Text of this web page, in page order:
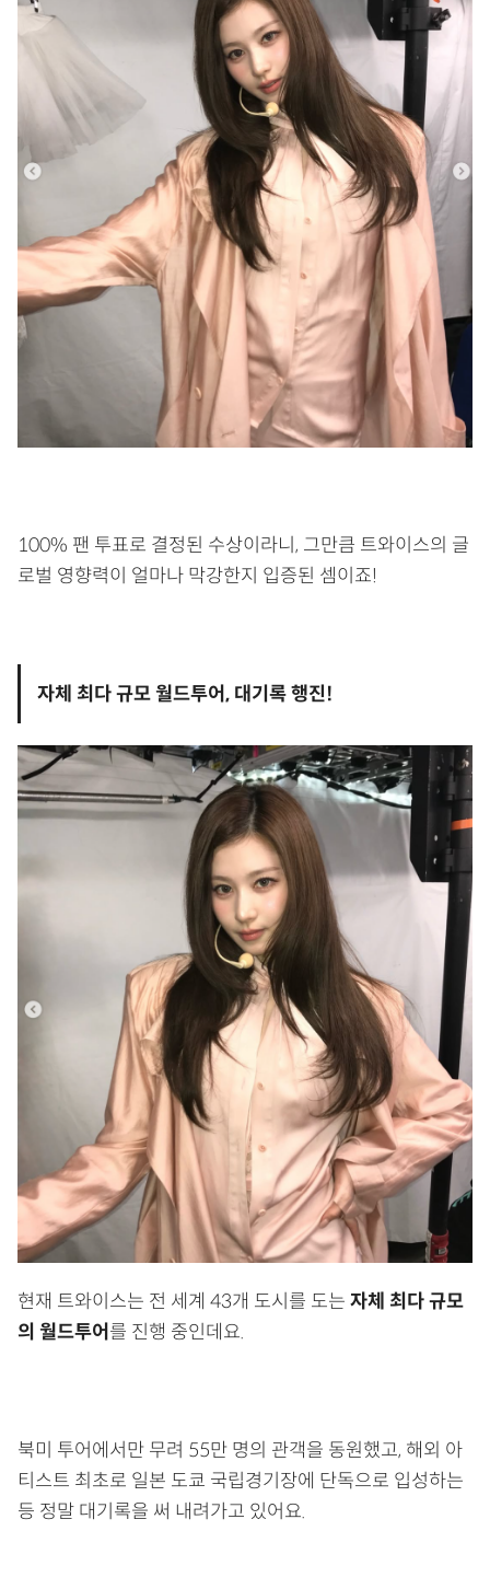
100% 팬 투표로 결정된 수상이라니, 그만큼 트와이스의 글
로벌 영향력이 얼마나 막강한지 입증된 셈이죠!
자체 최다 규모 월드투어, 대기록 행진!
현재 트와이스는 전 세계 43개 도시를 도는 자체 최다 규모
의 월드투어 를 진행 중인데요.
북미 투어에서만 무려 55만 명의 관객을 동원했고, 해외 아
티스트 최초로 일본 도쿄 국립경기장에 단독으로 입성하는
등 정말 대기록을 써 내려가고 있어요.